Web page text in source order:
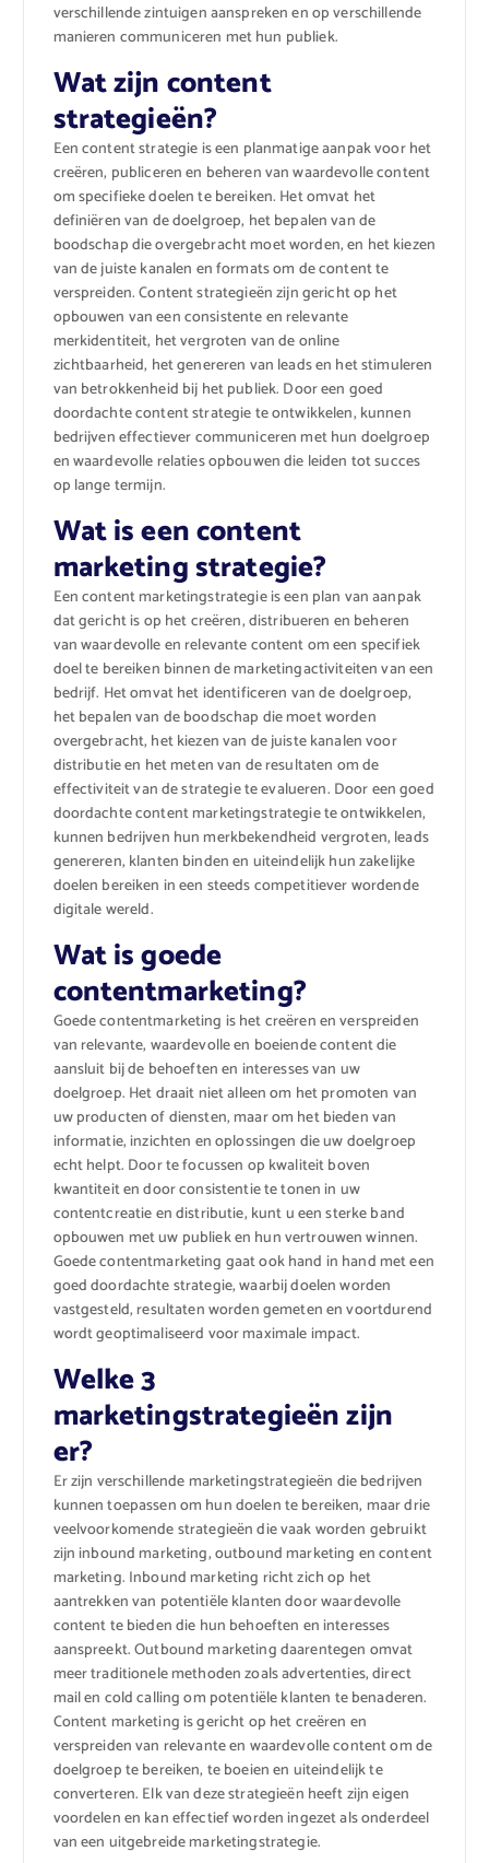
verschillende zintuigen aanspreken en op verschillende
manieren communiceren met hun publiek.
Wat zijn content
strategieën?
Een content strategie is een planmatige aanpak voor het
creëren, publiceren en beheren van waardevolle content
om specifieke doelen te bereiken. Het omvat het
definiëren van de doelgroep, het bepalen van de
boodschap die overgebracht moet worden, en het kiezen
van de juiste kanalen en formats om de content te
verspreiden. Content strategieën zijn gericht op het
opbouwen van een consistente en relevante
merkidentiteit, het vergroten van de online
zichtbaarheid, het genereren van leads en het stimuleren
van betrokkenheid bij het publiek. Door een goed
doordachte content strategie te ontwikkelen, kunnen
bedrijven effectiever communiceren met hun doelgroep
en waardevolle relaties opbouwen die leiden tot succes
op lange termijn.
Wat is een content
marketing strategie?
Een content marketingstrategie is een plan van aanpak
dat gericht is op het creëren, distribueren en beheren
van waardevolle en relevante content om een specifiek
doel te bereiken binnen de marketingactiviteiten van een
bedrijf. Het omvat het identificeren van de doelgroep,
het bepalen van de boodschap die moet worden
overgebracht, het kiezen van de juiste kanalen voor
distributie en het meten van de resultaten om de
effectiviteit van de strategie te evalueren. Door een goed
doordachte content marketingstrategie te ontwikkelen,
kunnen bedrijven hun merkbekendheid vergroten, leads
genereren, klanten binden en uiteindelijk hun zakelijke
doelen bereiken in een steeds competitiever wordende
digitale wereld.
Wat is goede
contentmarketing?
Goede contentmarketing is het creëren en verspreiden
van relevante, waardevolle en boeiende content die
aansluit bij de behoeften en interesses van uw
doelgroep. Het draait niet alleen om het promoten van
uw producten of diensten, maar om het bieden van
informatie, inzichten en oplossingen die uw doelgroep
echt helpt. Door te focussen op kwaliteit boven
kwantiteit en door consistentie te tonen in uw
contentcreatie en distributie, kunt u een sterke band
opbouwen met uw publiek en hun vertrouwen winnen.
Goede contentmarketing gaat ook hand in hand met een
goed doordachte strategie, waarbij doelen worden
vastgesteld, resultaten worden gemeten en voortdurend
wordt geoptimaliseerd voor maximale impact.
Welke 3
marketingstrategieën zijn
er?
Er zijn verschillende marketingstrategieën die bedrijven
kunnen toepassen om hun doelen te bereiken, maar drie
veelvoorkomende strategieën die vaak worden gebruikt
zijn inbound marketing, outbound marketing en content
marketing. Inbound marketing richt zich op het
aantrekken van potentiële klanten door waardevolle
content te bieden die hun behoeften en interesses
aanspreekt. Outbound marketing daarentegen omvat
meer traditionele methoden zoals advertenties, direct
mail en cold calling om potentiële klanten te benaderen.
Content marketing is gericht op het creëren en
verspreiden van relevante en waardevolle content om de
doelgroep te bereiken, te boeien en uiteindelijk te
converteren. Elk van deze strategieën heeft zijn eigen
voordelen en kan effectief worden ingezet als onderdeel
van een uitgebreide marketingstrategie.